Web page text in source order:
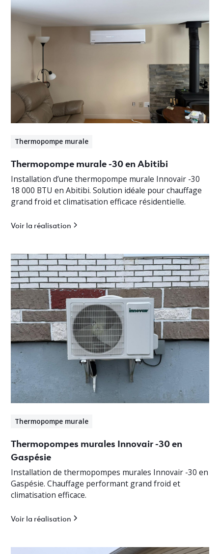
Thermopompe murale
Thermopompe murale -30 en Abitibi
Installation d’une thermopompe murale Innovair -30
18 000 BTU en Abitibi. Solution idéale pour chauffage
grand froid et climatisation efficace résidentielle.
Voir la réalisation
Thermopompe murale
Thermopompes murales Innovair -30 en
Gaspésie
Installation de thermopompes murales Innovair -30 en
Gaspésie. Chauffage performant grand froid et
climatisation efficace.
Voir la réalisation